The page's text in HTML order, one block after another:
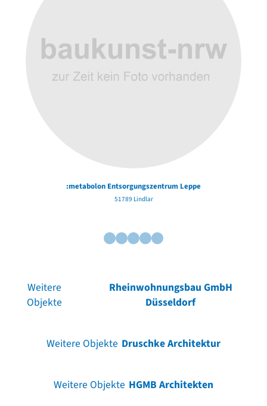
:metabolon Entsorgungszentrum Leppe
51789 Lindlar
Weitere
Objekte
Rheinwohnungsbau GmbH
Düsseldorf
Weitere Objekte Druschke Architektur
Weitere Objekte HGMB Architekten